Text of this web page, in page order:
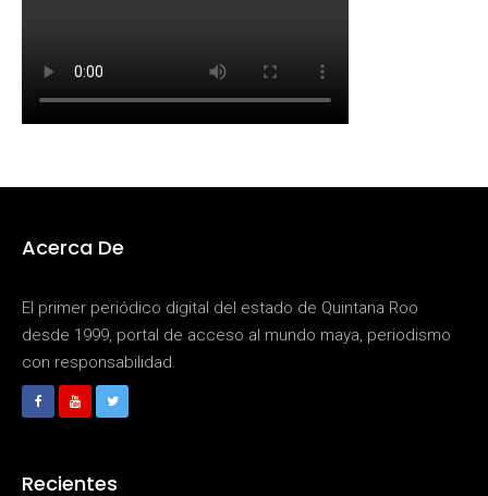
Acerca De
El primer periódico digital del estado de Quintana Roo
desde 1999, portal de acceso al mundo maya, periodismo
con responsabilidad.
Recientes